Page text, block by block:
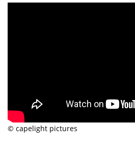
© capelight pictures